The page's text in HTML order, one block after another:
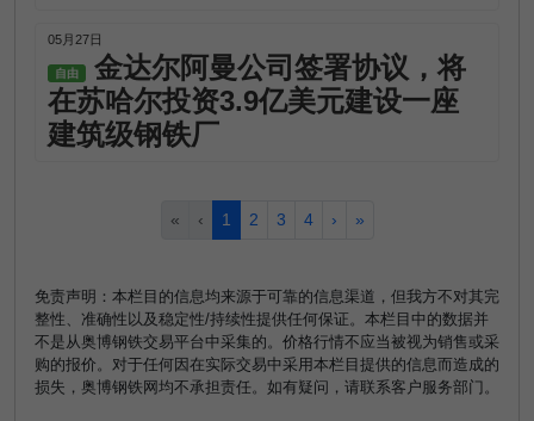
05月27日
自由
金达尔阿曼公司签署协议，将
在苏哈尔投资3.9亿美元建设一座
建筑级钢铁厂
« ‹ 1 2 3 4 › »
免责声明：本栏目的信息均来源于可靠的信息渠道，但我方不对其完
整性、准确性以及稳定性/持续性提供任何保证。本栏目中的数据并
不是从奥博钢铁交易平台中采集的。价格行情不应当被视为销售或采
购的报价。对于任何因在实际交易中采用本栏目提供的信息而造成的
损失，奥博钢铁网均不承担责任。如有疑问，请联系客户服务部门。